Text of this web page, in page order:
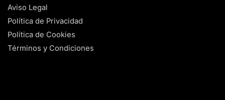
Aviso Legal
Política de Privacidad
Política de Cookies
Términos y Condiciones